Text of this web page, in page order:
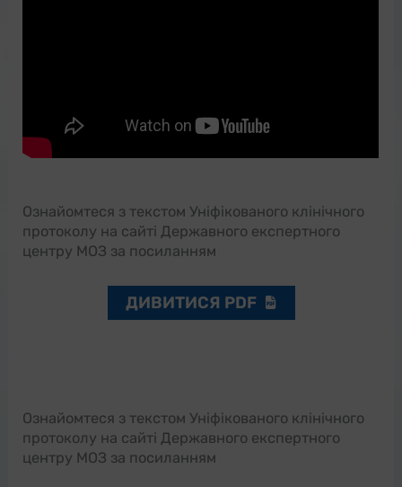
Ознайомтеся з текстом Уніфікованого клінічного
протоколу на сайті Державного експертного
центру МОЗ за посиланням
ДИВИТИСЯ PDF
Ознайомтеся з текстом Уніфікованого клінічного
протоколу на сайті Державного експертного
центру МОЗ за посиланням